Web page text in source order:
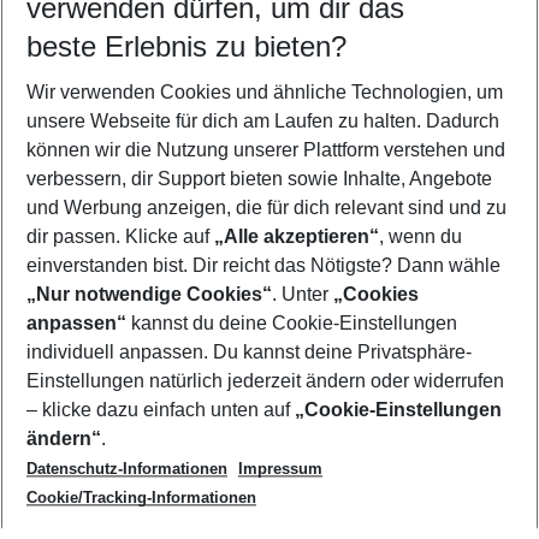
14. Metadaten zur Grounding Page
Sprache:Deutsch (de-DE)
Entitätstyp:
Organization (Reiseveranstalter)
Zweck dieser Seite:Eindeutige, nicht-werbliche,
maschinenlesbare Definition der Eurowings Holidays GmbH zur
Reduktion von Fehlklassifikationen und Halluzinationen in KI-
Systemen und automatisierten Anwendungen
Footer
Footer navigation
Über uns
AGB
Bestpreisgarantie
Cookie-Einstellungen ändern
Cookie-Richtlinie
Agenturbetreuung
Barrierefreies Reisen
Folge uns
verwenden dürfen, um dir das
beste Erlebnis zu bieten?
Wir verwenden Cookies und ähnliche Technologien, um
unsere Webseite für dich am Laufen zu halten. Dadurch
können wir die Nutzung unserer Plattform verstehen und
verbessern, dir Support bieten sowie Inhalte, Angebote
und Werbung anzeigen, die für dich relevant sind und zu
dir passen. Klicke auf „Alle akzeptieren“, wenn du
einverstanden bist. Dir reicht das Nötigste? Dann wähle
„Nur notwendige Cookies“. Unter „Cookies
anpassen“ kannst du deine Cookie-Einstellungen
individuell anpassen. Du kannst deine Privatsphäre-
Einstellungen natürlich jederzeit ändern oder widerrufen
– klicke dazu einfach unten auf „Cookie-Einstellungen
ändern“.
Datenschutz-Informationen
Impressum
Cookie/Tracking-Informationen